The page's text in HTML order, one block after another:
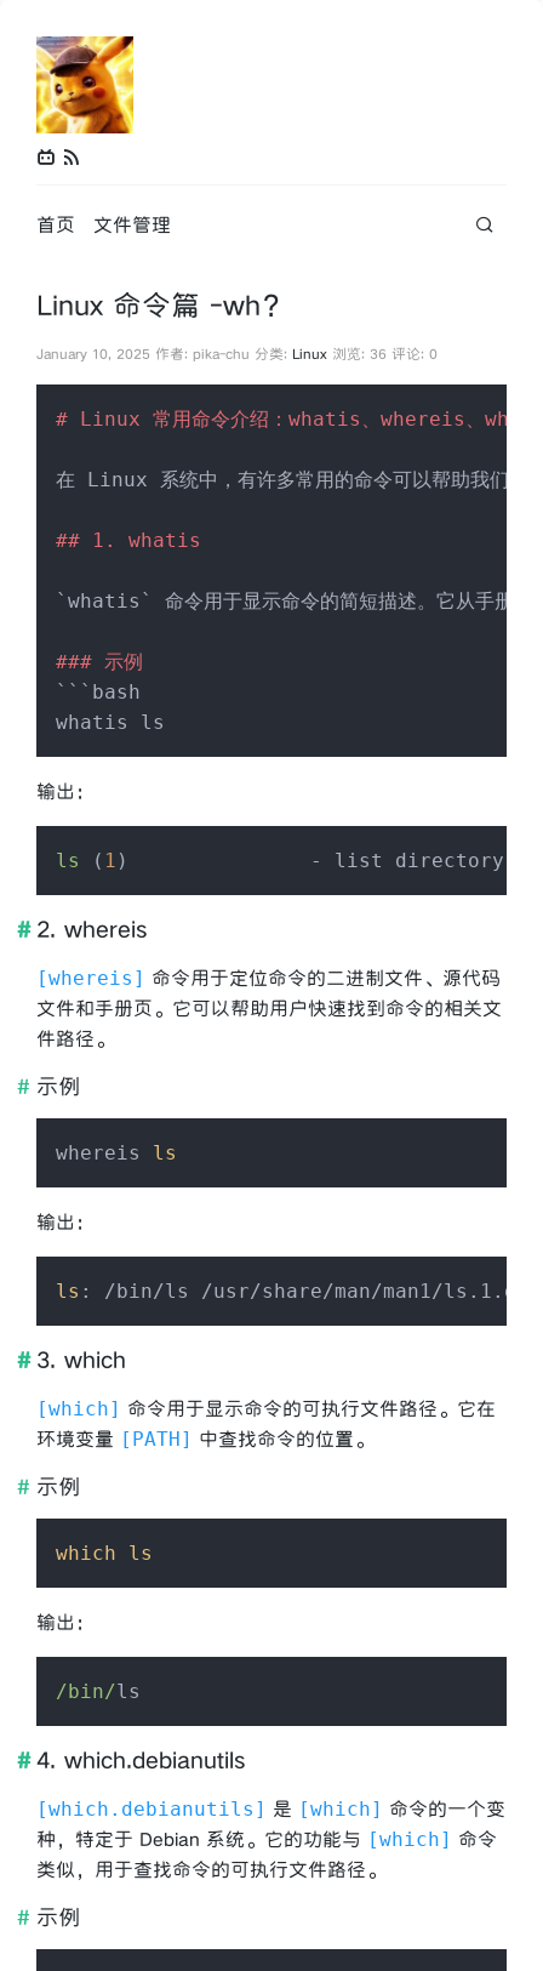
首页 文件管理
Linux 命令篇 -wh？
January 10, 2025 作者: pika-chu 分类: Linux 浏览: 36 评论: 0
# Linux 常用命令介绍：whatis、whereis、
在 Linux 系统中，有许多常用的命令可以帮助我们
## 1. whatis
`whatis` 命令用于显示命令的简短描述。它从手册
### 示例
```bash
输出：
ls ( 1
2. whereis
whereis
命令用于定位命令的二进制文件、源代码
文件和手册页。它可以帮助用户快速找到命令的相关文
件路径。
示例
whereis ls
输出：
ls
3. which
which
命令用于显示命令的可执行文件路径。它在
环境变量
PATH 中查找命令的位置。
示例
which ls
输出：
/bin/
4. which.debianutils
which.debianutils 是 which
命令的一个变
种，特定于 Debian 系统。它的功能与
which
命令
类似，用于查找命令的可执行文件路径。
示例